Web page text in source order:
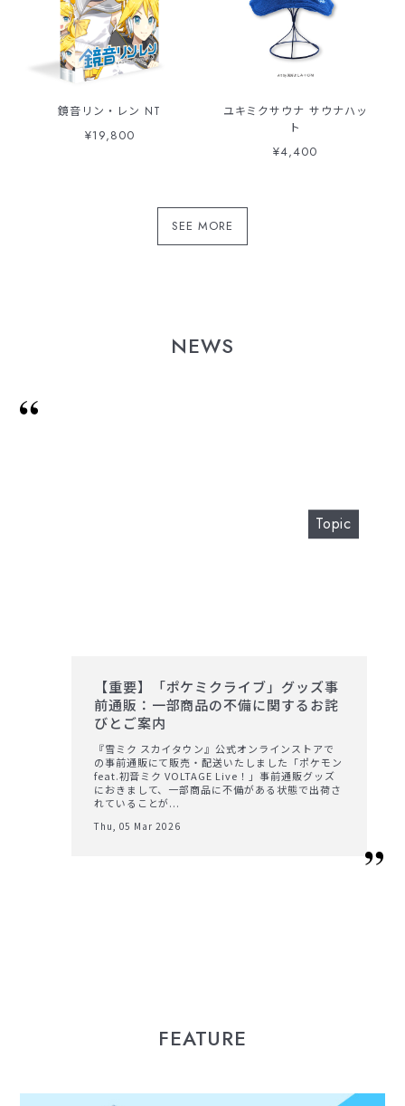
鏡音リン・レン NT
¥19,800
ユキミクサウナ サウナハッ
ト
¥4,400
SEE MORE
NEWS
Topic
【重要】「ポケミクライブ」グッズ事
前通販：一部商品の不備に関するお詫
びとご案内
『雪ミク スカイタウン』公式オンラインストアで
の事前通販にて販売・配送いたしました「ポケモン
feat.初音ミク VOLTAGE Live！」事前通販グッズ
におきまして、一部商品に不備がある状態で出荷さ
れていることが...
Thu, 05 Mar 2026
FEATURE